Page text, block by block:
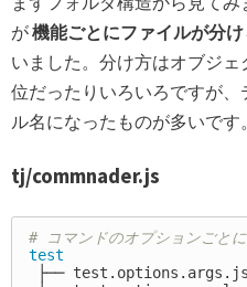
が機能ごとにファイルが分
いました。分け方はオブジ
位だったりいろいろですが
ル名になったものが多いです。
tj/commnader.js
# コマンドのオプションごと
test
├── test.options.args.js